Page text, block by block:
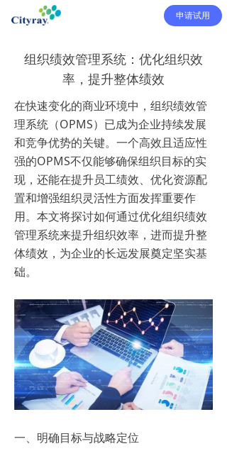
申请试用
组织绩效管理系统：优化组织效
率，提升整体绩效
在快速变化的商业环境中，组织绩效管
理系统（OPMS）已成为企业持续发展
和竞争优势的关键。一个高效且适应性
强的OPMS不仅能够确保组织目标的实
现，还能在提升员工绩效、优化资源配
置和增强组织灵活性方面发挥重要作
用。本文将探讨如何通过优化组织绩效
管理系统来提升组织效率，进而提升整
体绩效，为企业的长远发展奠定坚实基
础。
一、明确目标与战略定位